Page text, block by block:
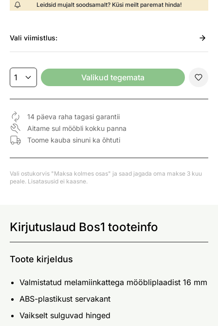
Leidsid mujalt soodsamalt? Küsi meilt paremat hinda!
Vali viimistlus:
Valikud tegemata
14 päeva raha tagasi garantii
Aitame sul mööbli kokku panna
Toome kauba sinuni ka õhtuti
Vali ostukorvis "Maksa kolmes osas" ja saad jagada oma makse 3 kuu
peale. Lisatasusid ei kaasne.
Kirjutuslaud Bos1 tooteinfo
Toote kirjeldus
Valmistatud melamiinkattega mööbliplaadist 16 mm
ABS-plastikust servakant
Vaikselt sulguvad hinged